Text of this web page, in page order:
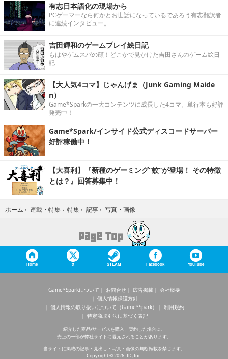
有志日本語化の現場から
PCゲーマーなら何かとお世話になっているであろう有志翻訳者
に連続インタビュー。
吉田輝和のゲームプレイ絵日記
もはやゲムスパの顔！どこかで見かけた吉田さんのゲーム絵日
記
【大人気4コマ】じゃんげま（Junk Gaming Maide
n）
Game*Sparkの一大コンテンツに成長した4コマ。単行本も好評
発売中！
Game*Spark/インサイド公式ディスコードサーバー
好評稼働中！
【大喜利】『新種のゲーミング“蚊”が登場！ その特徴
とは？』回答募集中！
ホーム › 連載・特集 › 特集 › 記事 › 写真・画像
Home X STEAM Facebook YouTube
Game*Sparkについて お問合せ 広告掲載
会社概要
個人情報保護方針
個人情報の取り扱いについて（Game*Spark）
利用規約
特定商取引法に基づく表記
紹介した商品/サービスを購入、契約した場合に、
売上の一部が弊社サイトに還元されることがあります。
当サイトに掲載の記事・見出し・写真・画像の無断転載を禁じます。
Copyright © 2026 IID, Inc.